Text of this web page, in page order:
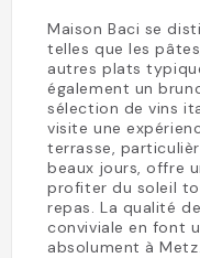
Maison Baci se
telles que les
autres plats
également un
sélection de vins
visite une
terrasse,
beaux jours, offre
profiter du soleil
repas. La qualité
conviviale en font
absolument à Metz.